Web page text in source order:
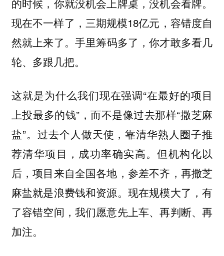
的时候，你就没机会上牌桌，没机会看牌。
现在不一样了，三期规模18亿元，容错度自
然就上来了。 手里筹码多了，你才敢多看几
轮、多跟几把。
这就是为什么我们现在强调“在最好的项目
上投最多的钱”，而不是像过去那样“撒芝麻
盐”。过去个人做天使，靠清华熟人圈子推
荐清华项目，成功率确实高。但机构化以
后，项目来自全国各地，参差不齐，再撒芝
麻盐就是浪费钱和资源。现在规模大了，有
了容错空间，我们愿意先上车、再判断、再
加注。